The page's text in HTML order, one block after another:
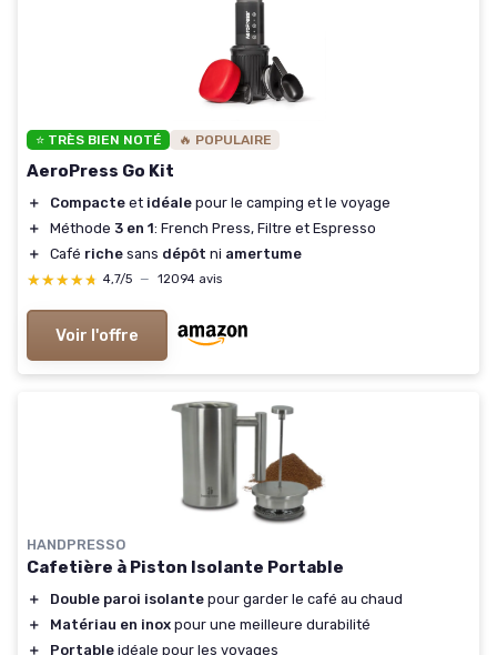
⭐ TRÈS BIEN NOTÉ 🔥 POPULAIRE
AeroPress Go Kit
＋ Compacte et idéale pour le camping et le voyage
＋
Méthode 3 en 1: French Press, Filtre et Espresso
＋
Café riche sans dépôt ni amertume
★★★★★
★★★★★ 4,7/5 — 12094 avis
Voir l'offre
HANDPRESSO
Cafetière à Piston Isolante Portable
＋ Double paroi isolante pour garder le café au chaud
＋
Matériau en inox pour une meilleure durabilité
＋
Portable idéale pour les voyages